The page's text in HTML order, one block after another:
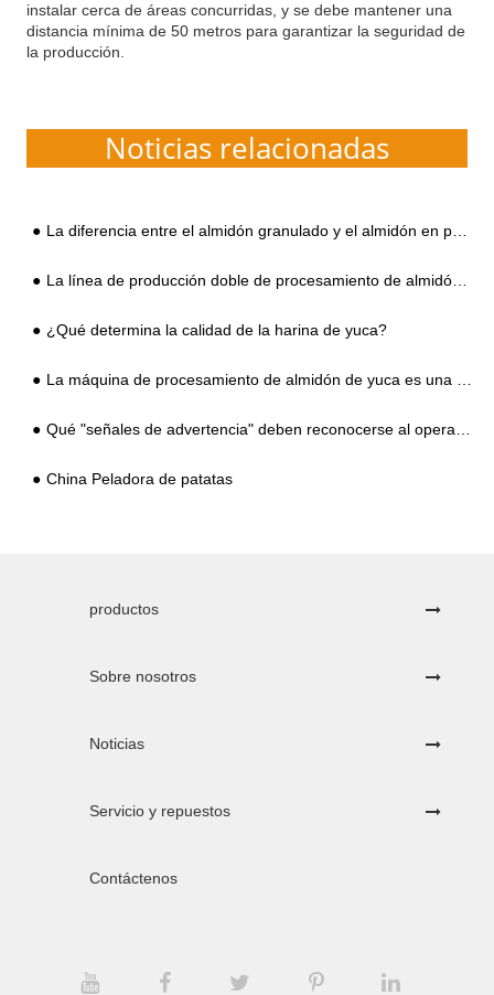
instalar cerca de áreas concurridas, y se debe mantener una
distancia mínima de 50 metros para garantizar la seguridad de
la producción.
Noticias relacionadas
La diferencia entre el almidón granulado y el almidón en polvo
La línea de producción doble de procesamiento de almidón en abanico se convierte en el estándar
¿Qué determina la calidad de la harina de yuca?
La máquina de procesamiento de almidón de yuca es una buena opción para los pequeños y medianos fabricantes de almidón de yuca
Qué "señales de advertencia" deben reconocerse al operar la máquina de almidón de batata
China Peladora de patatas
productos
Sobre nosotros
Noticias
Servicio y repuestos
Contáctenos